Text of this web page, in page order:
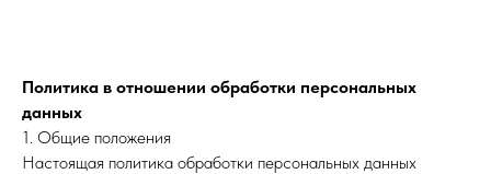
Политика в отношении обработки персональных
данных
1. Общие положения
Настоящая политика обработки персональных данных